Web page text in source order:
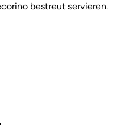
bestreut servieren.